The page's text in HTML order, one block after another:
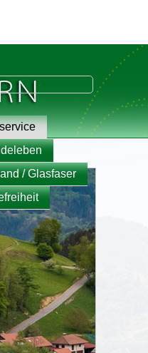
/ Glasfaser